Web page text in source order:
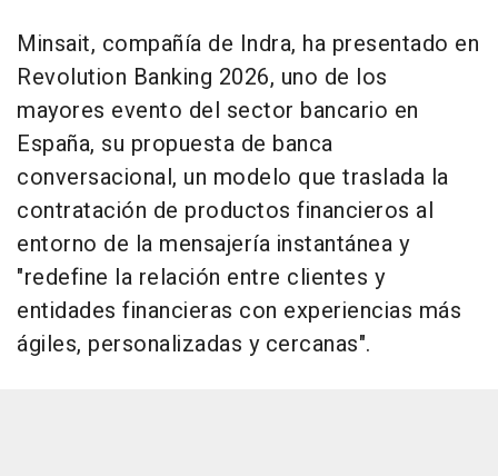
Minsait, compañía de Indra, ha presentado en
Revolution Banking 2026, uno de los
mayores evento del sector bancario en
España, su propuesta de banca
conversacional, un modelo que traslada la
contratación de productos financieros al
entorno de la mensajería instantánea y
"redefine la relación entre clientes y
entidades financieras con experiencias más
ágiles, personalizadas y cercanas".